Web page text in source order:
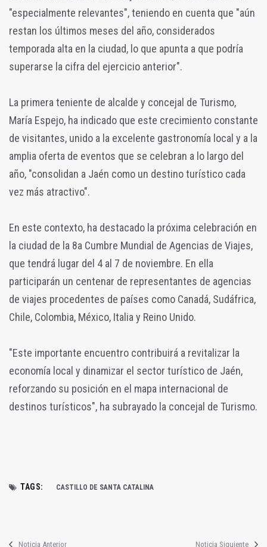
"especialmente relevantes", teniendo en cuenta que "aún
restan los últimos meses del año, considerados
temporada alta en la ciudad, lo que apunta a que podría
superarse la cifra del ejercicio anterior".
La primera teniente de alcalde y concejal de Turismo,
María Espejo, ha indicado que este crecimiento constante
de visitantes, unido a la excelente gastronomía local y a la
amplia oferta de eventos que se celebran a lo largo del
año, "consolidan a Jaén como un destino turístico cada
vez más atractivo".
En este contexto, ha destacado la próxima celebración en
la ciudad de la 8a Cumbre Mundial de Agencias de Viajes,
que tendrá lugar del 4 al 7 de noviembre. En ella
participarán un centenar de representantes de agencias
de viajes procedentes de países como Canadá, Sudáfrica,
Chile, Colombia, México, Italia y Reino Unido.
"Este importante encuentro contribuirá a revitalizar la
economía local y dinamizar el sector turístico de Jaén,
reforzando su posición en el mapa internacional de
destinos turísticos", ha subrayado la concejal de Turismo.
TAGS: CASTILLO DE SANTA CATALINA
Noticia Anterior Noticia Siguiente